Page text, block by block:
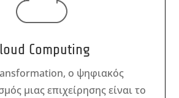
Computing
ο ψηφιακός
μιας επιχείρησης είναι το